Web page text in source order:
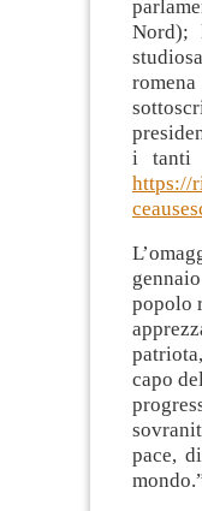
Nord);
i tanti
https://
popolo
capo
pace,